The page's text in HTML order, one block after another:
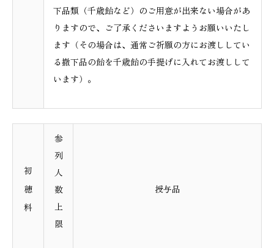
下品類（千歳飴など）のご用意が出来ない場合があ
りますので、ご了承くださいますようお願いいたし
ます（その場合は、通常ご祈願の方にお渡ししてい
る撤下品の飴を千歳飴の手提げに入れてお渡しして
います）。
初
穂
料
参
列
人
数
上
限
授与品